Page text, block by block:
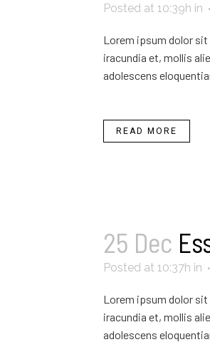
Posted at 10:39h in
Lorem ipsum dolor
iracundia et, mollis
adolescens
READ MORE
25 Dec
Posted at 10:37h in
Lorem ipsum dolor
iracundia et, mollis
adolescens